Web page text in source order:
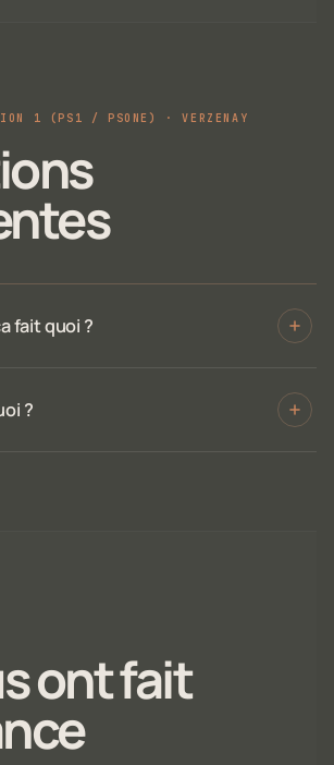
1 (PS1 / PSONE) · VERZENAY
fait quoi ?
?
ont fait